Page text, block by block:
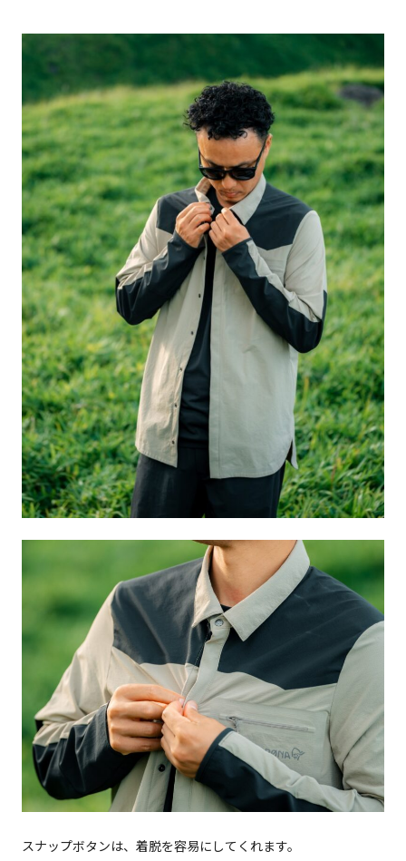
スナップボタンは、着脱を容易にしてくれます。